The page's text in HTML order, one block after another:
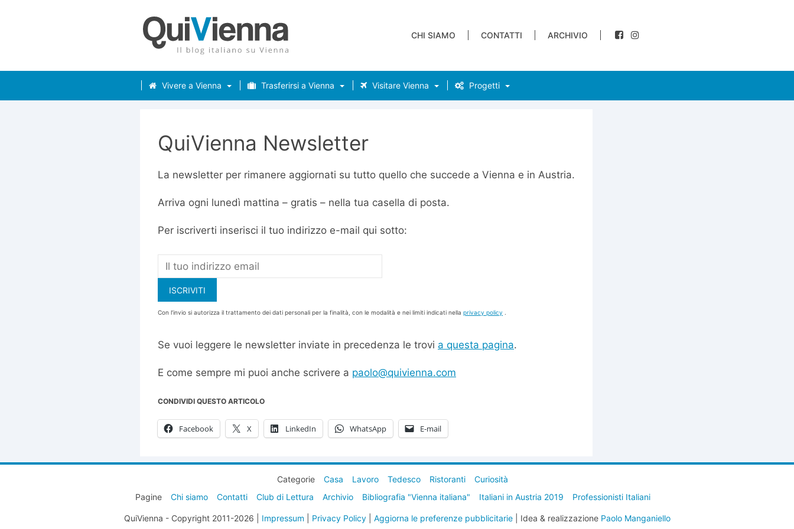
CHI SIAMO CONTATTI ARCHIVIO
Vivere a Vienna Trasferirsi a Vienna Visitare Vienna Progetti
QuiVienna Newsletter
La newsletter per rimanere aggiornati su tutto quello che succede a Vienna e in Austria.
Arriva ogni lunedì mattina – gratis – nella tua casella di posta.
Per iscriverti inserisci il tuo indirizzo e-mail qui sotto:
Con l’invio si autorizza il trattamento dei dati personali per la finalità, con le modalità e nei limiti indicati nella privacy policy
Se vuoi leggere le newsletter inviate in precedenza le trovi a questa pagina.
E come sempre mi puoi anche scrivere a paolo@quivienna.com
CONDIVIDI QUESTO ARTICOLO
Facebook X LinkedIn WhatsApp E-mail
Categorie Casa Lavoro Tedesco Ristoranti
Curiosità
Pagine
Chi siamo Contatti Club di Lettura Archivio Bibliografia "Vienna italiana" Italiani in Austria 2019 Professionisti Italiani
QuiVienna - Copyright 2011-2026 | Impressum Privacy Policy| Aggiorna le preferenze pubblicitarie| Idea & realizzazione Paolo Manganiello